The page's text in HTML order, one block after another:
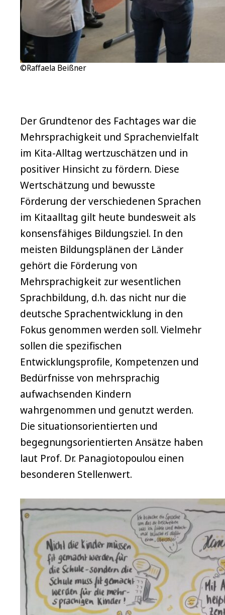
©Raffaela Beißner
Der Grundtenor des Fachtages war die
Mehrsprachigkeit und Sprachenvielfalt
im Kita-Alltag wertzuschätzen und in
positiver Hinsicht zu fördern. Diese
Wertschätzung und bewusste
Förderung der verschiedenen Sprachen
im Kitaalltag gilt heute bundesweit als
konsensfähiges Bildungsziel. In den
meisten Bildungsplänen der Länder
gehört die Förderung von
Mehrsprachigkeit zur wesentlichen
Sprachbildung, d.h. das nicht nur die
deutsche Sprachentwicklung in den
Fokus genommen werden soll. Vielmehr
sollen die spezifischen
Entwicklungsprofile, Kompetenzen und
Bedürfnisse von mehrsprachig
aufwachsenden Kindern
wahrgenommen und genutzt werden.
Die situationsorientierten und
begegnungsorientierten Ansätze haben
laut Prof. Dr. Panagiotopoulou einen
besonderen Stellenwert.